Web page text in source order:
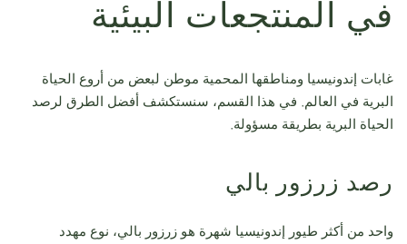
في المنتجعات البيئية
غابات إندونيسيا ومناطقها المحمية موطن لبعض من أروع الحياة
البرية في العالم. في هذا القسم، سنستكشف أفضل الطرق لرصد
الحياة البرية بطريقة مسؤولة.
رصد زرزور بالي
واحد من أكثر طيور إندونيسيا شهرة هو زرزور بالي، نوع مهدد